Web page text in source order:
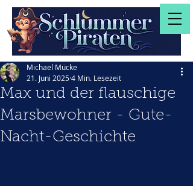
Max und der flauschige
Marsbewohner - Gute-
Nacht-Geschichte
Michael Mücke
21. Juni 20254 Min. Lesezeit